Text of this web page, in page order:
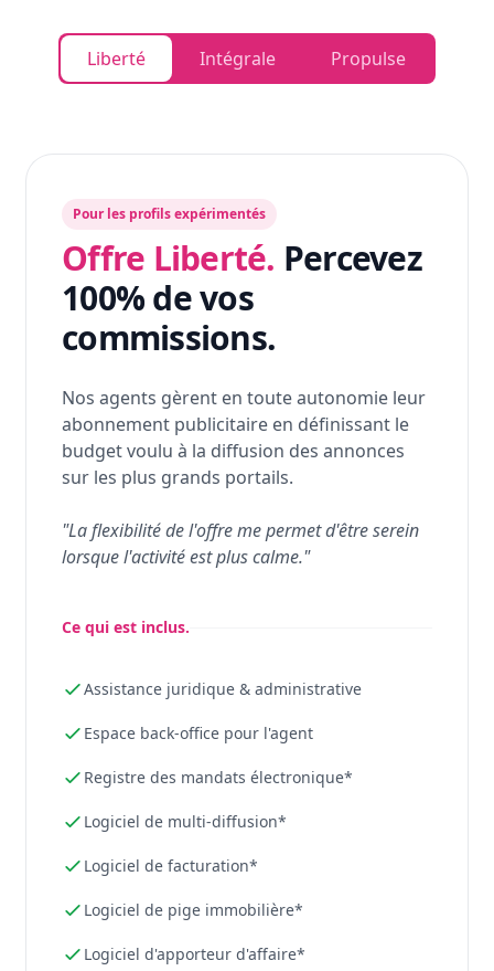
Liberté Intégrale Propulse
Pour les profils expérimentés
Offre Liberté. Percevez
100% de vos
commissions.
Nos agents gèrent en toute autonomie leur
abonnement publicitaire en définissant le
budget voulu à la diffusion des annonces
sur les plus grands portails.
"La flexibilité de l'offre me permet d'être serein
lorsque l'activité est plus calme."
Ce qui est inclus.
Assistance juridique & administrative
Espace back-office pour l'agent
Registre des mandats électronique*
Logiciel de multi-diffusion*
Logiciel de facturation*
Logiciel de pige immobilière*
Logiciel d'apporteur d'affaire*